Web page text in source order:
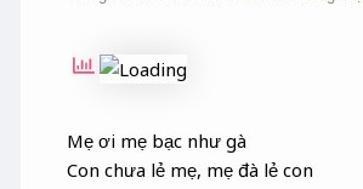
Mẹ ơi mẹ bạc như gà
Con chưa lẻ mẹ, mẹ đà lẻ con